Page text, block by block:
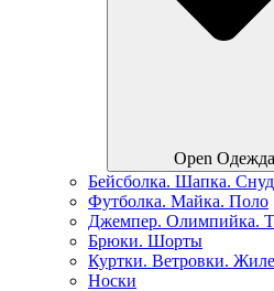
Open Одежда
Бейсболка. Шапка. Снуд
Футболка. Майка. Поло
Джемпер. Олимпийка.
Брюки. Шорты
Куртки. Ветровки.
Носки